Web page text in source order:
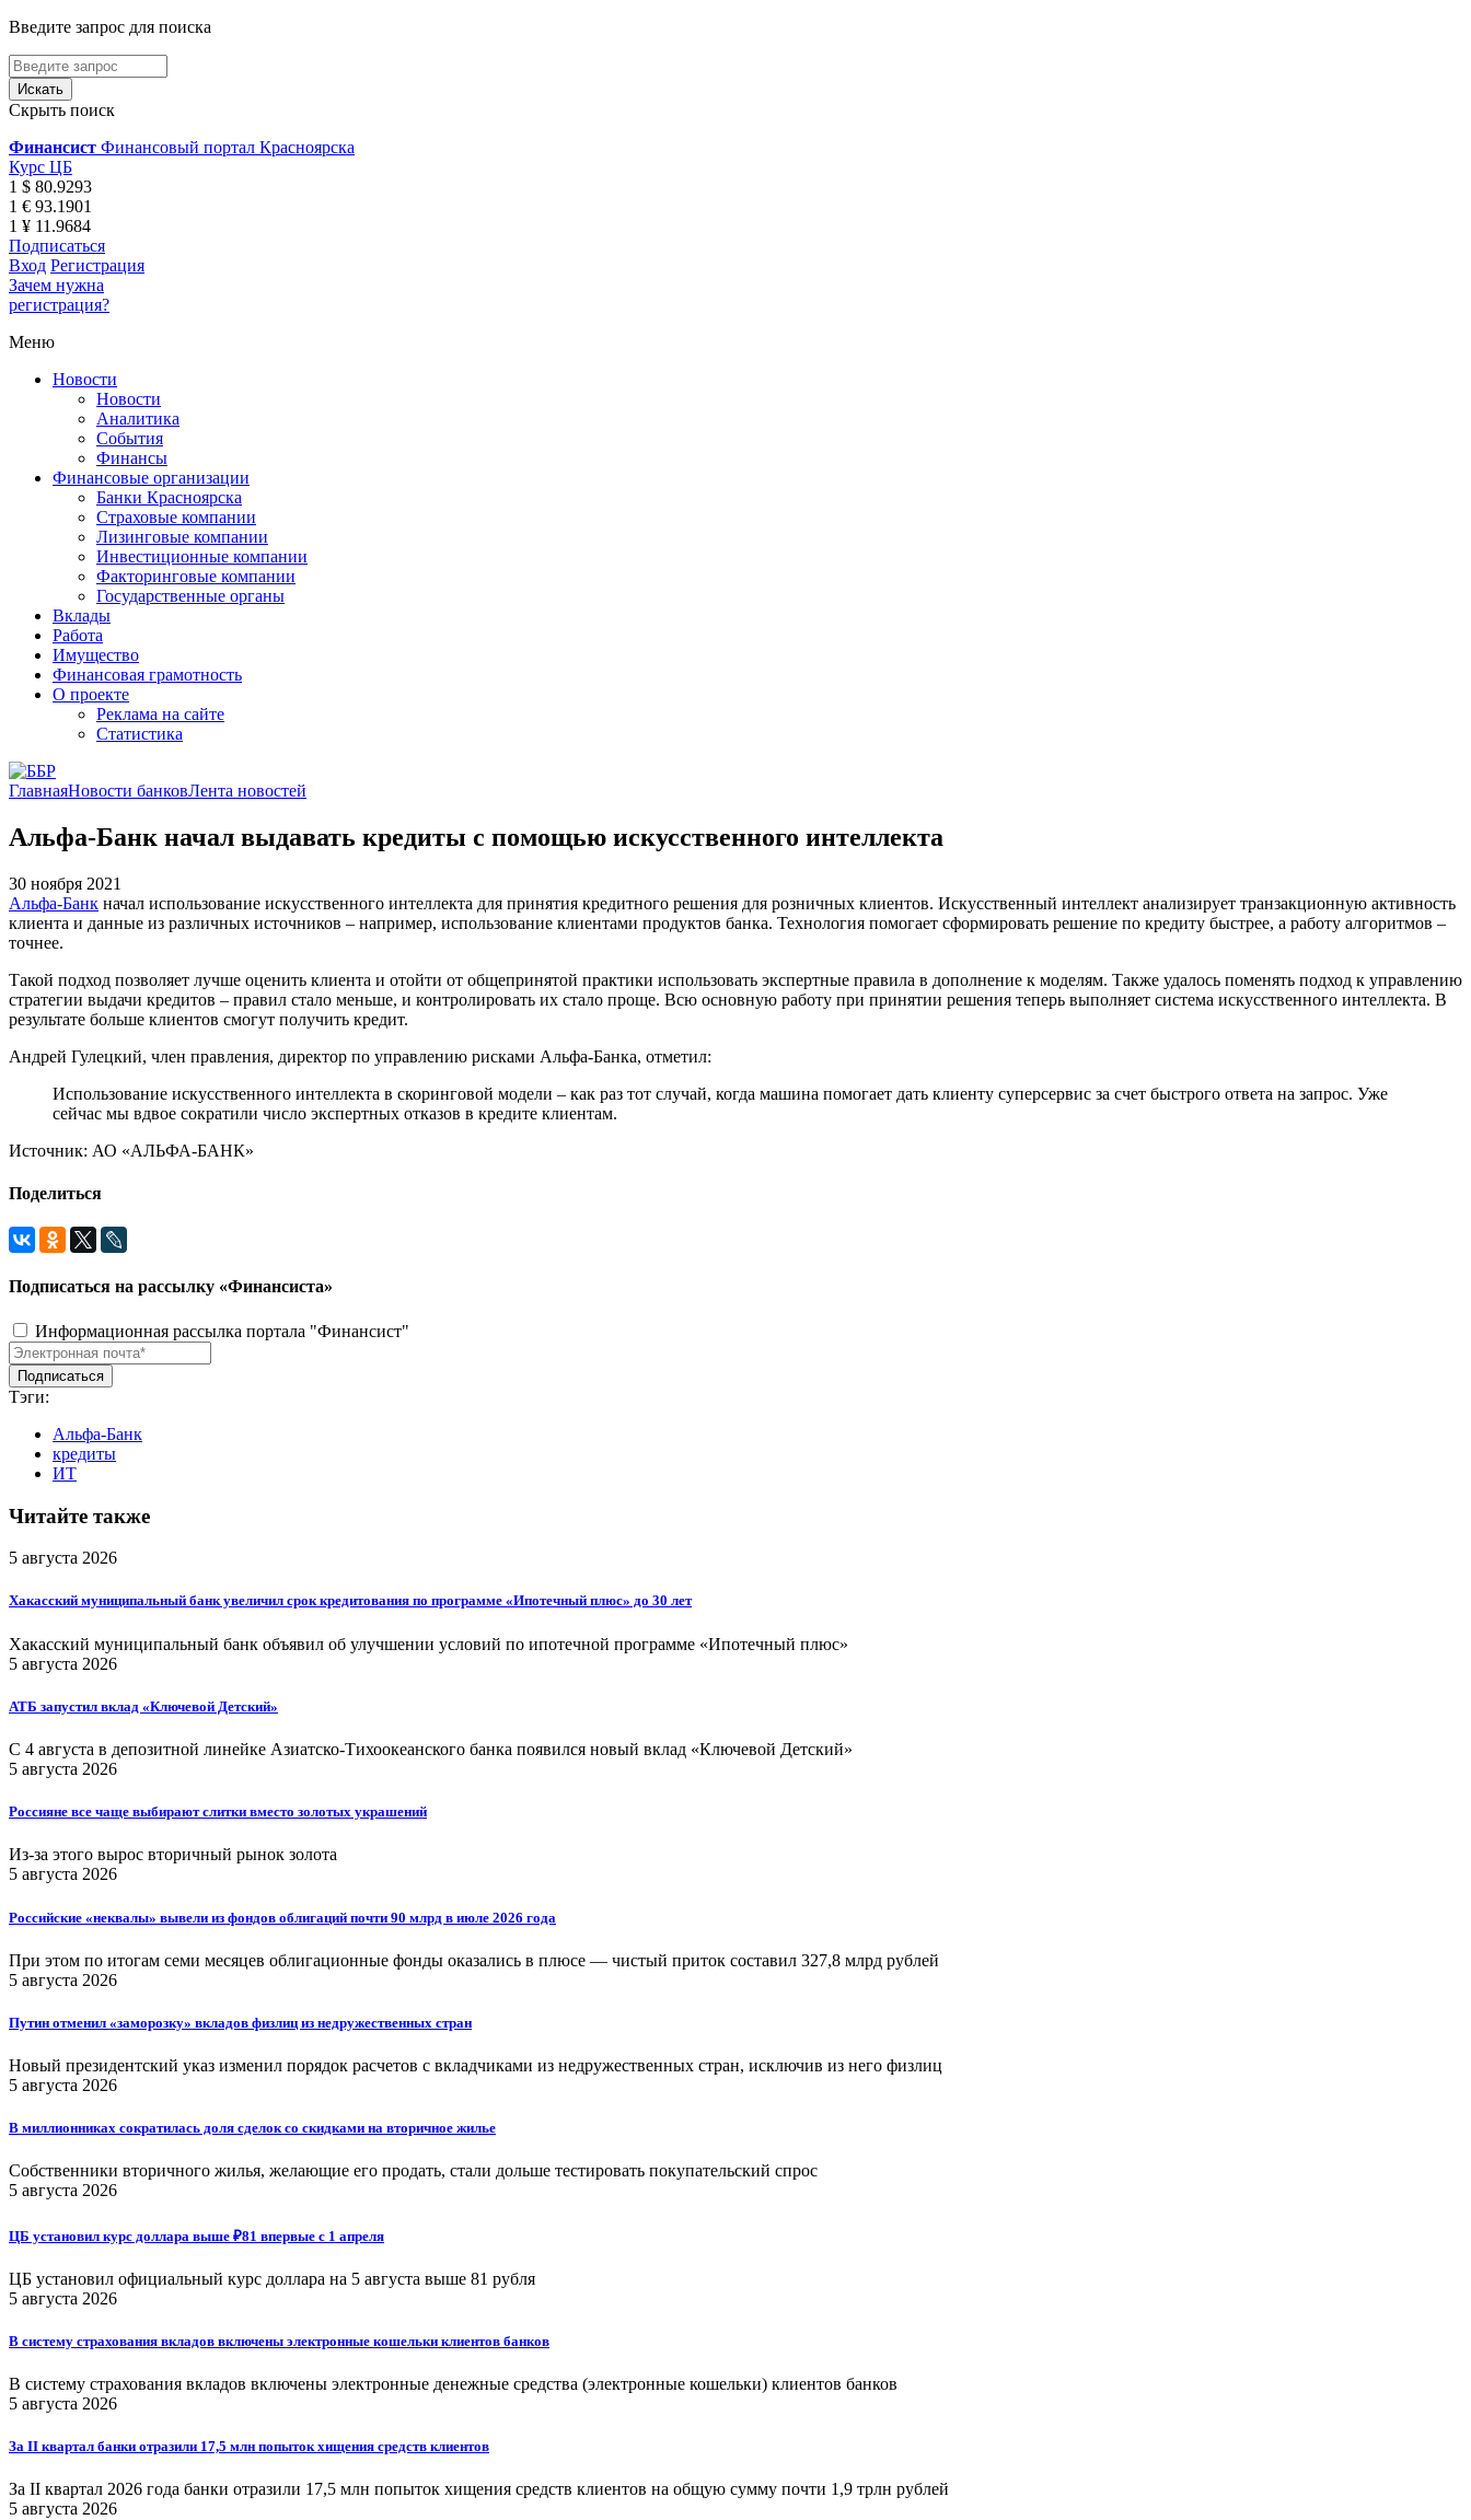
Введите запрос для поиска
Скрыть поиск
Финансист Финансовый портал Красноярска
Курс ЦБ
1 $ 80.9293
1 € 93.1901
1 ¥ 11.9684
Подписаться
Вход Регистрация
Зачем нужна
регистрация?
Меню
Новости
Новости
Аналитика
События
Финансы
Финансовые организации
Банки Красноярска
Страховые компании
Лизинговые компании
Инвестиционные компании
Факторинговые компании
Государственные органы
Вклады
Работа
Имущество
Финансовая грамотность
О проекте
Реклама на сайте
Статистика
ГлавнаяНовости банковЛента новостей
Альфа-Банк начал выдавать кредиты с помощью искусственного интеллекта
30 ноября 2021
Альфа-Банк начал использование искусственного интеллекта для принятия кредитного решения для розничных клиентов. Искусственный интеллект анализирует транзакционную активность
клиента и данные из различных источников – например, использование клиентами продуктов банка. Технология помогает сформировать решение по кредиту быстрее, а работу алгоритмов –
точнее.
Такой подход позволяет лучше оценить клиента и отойти от общепринятой практики использовать экспертные правила в дополнение к моделям. Также удалось поменять подход к управлению
стратегии выдачи кредитов – правил стало меньше, и контролировать их стало проще. Всю основную работу при принятии решения теперь выполняет система искусственного интеллекта. В
результате больше клиентов смогут получить кредит.
Андрей Гулецкий, член правления, директор по управлению рисками Альфа-Банка, отметил:
Использование искусственного интеллекта в скоринговой модели – как раз тот случай, когда машина помогает дать клиенту суперсервис за счет быстрого ответа на запрос. Уже
сейчас мы вдвое сократили число экспертных отказов в кредите клиентам.
Источник: АО «АЛЬФА-БАНК»
Поделиться
Подписаться на рассылку «Финансиста»
Информационная рассылка портала "Финансист"
Тэги:
Альфа-Банк
кредиты
ИТ
Читайте также
5 августа 2026
Хакасский муниципальный банк увеличил срок кредитования по программе «Ипотечный плюс» до 30 лет
Хакасский муниципальный банк объявил об улучшении условий по ипотечной программе «Ипотечный плюс»
5 августа 2026
АТБ запустил вклад «Ключевой Детский»
С 4 августа в депозитной линейке Азиатско-Тихоокеанского банка появился новый вклад «Ключевой Детский»
5 августа 2026
Россияне все чаще выбирают слитки вместо золотых украшений
Из-за этого вырос вторичный рынок золота
5 августа 2026
Российские «неквалы» вывели из фондов облигаций почти 90 млрд в июле 2026 года
При этом по итогам семи месяцев облигационные фонды оказались в плюсе — чистый приток составил 327,8 млрд рублей
5 августа 2026
Путин отменил «заморозку» вкладов физлиц из недружественных стран
Новый президентский указ изменил порядок расчетов с вкладчиками из недружественных стран, исключив из него физлиц
5 августа 2026
В миллионниках сократилась доля сделок со скидками на вторичное жилье
Собственники вторичного жилья, желающие его продать, стали дольше тестировать покупательский спрос
5 августа 2026
ЦБ установил курс доллара выше ₽81 впервые с 1 апреля
ЦБ установил официальный курс доллара на 5 августа выше 81 рубля
5 августа 2026
В систему страхования вкладов включены электронные кошельки клиентов банков
В систему страхования вкладов включены электронные денежные средства (электронные кошельки) клиентов банков
5 августа 2026
За II квартал банки отразили 17,5 млн попыток хищения средств клиентов
За II квартал 2026 года банки отразили 17,5 млн попыток хищения средств клиентов на общую сумму почти 1,9 трлн рублей
5 августа 2026